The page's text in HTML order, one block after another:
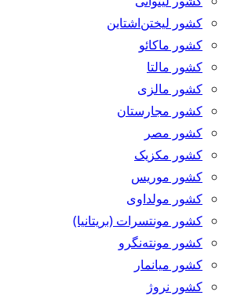
کشور لیختن‌اشتاین
کشور ماکائو
کشور مالتا
کشور مالزی
کشور مجارستان
کشور مصر
کشور مکزیک
کشور موریس
کشور مولداوی
کشور مونتسرات (بریتانیا)
کشور مونته‌نگرو
کشور میانمار
کشور نروژ